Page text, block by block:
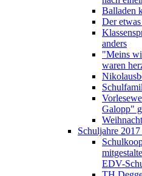
Balladen
Der
anders
"Meins
waren
Galopp"
Schuljahre
EDV-